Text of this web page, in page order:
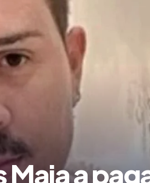
a